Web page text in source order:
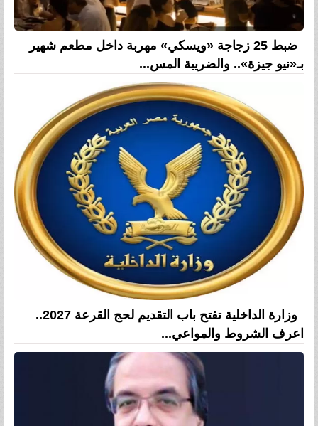
ضبط 25 زجاجة «ويسكي» مهربة داخل مطعم شهير
بـ«نيو جيزة».. والضريبة المس...
وزارة الداخلية تفتح باب التقديم لحج القرعة 2027..
اعرف الشروط والمواعي...